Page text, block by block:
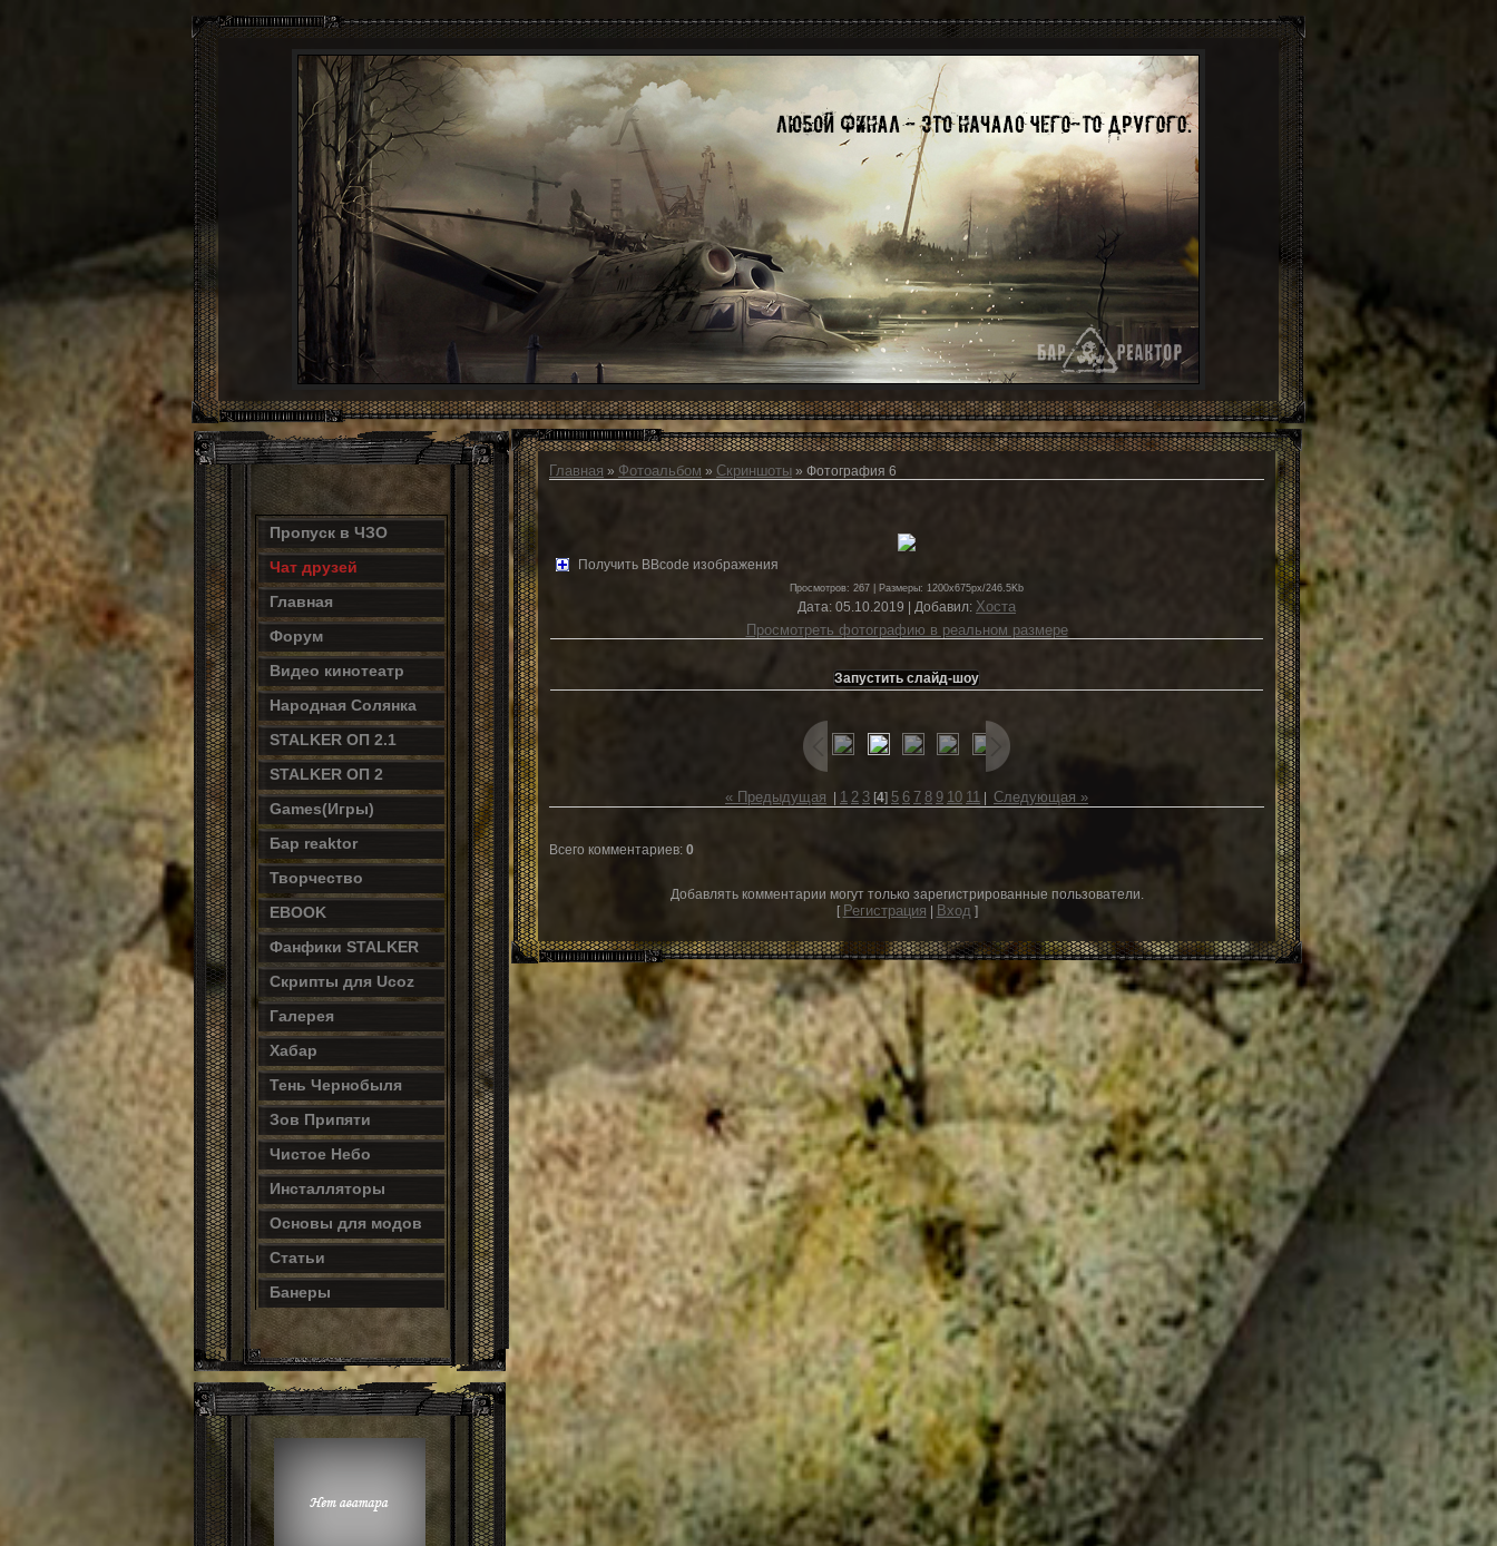
Пропуск в ЧЗО
Чат друзей
Главная
Форум
Видео кинотеатр
Народная Солянка
STALKER ОП 2.1
STALKER ОП 2
Games(Игры)
Бар reaktor
Творчество
EBOOK
Фанфики STALKER
Скрипты для Ucoz
Галерея
Хабар
Тень Чернобыля
Зов Припяти
Чистое Небо
Инсталляторы
Основы для модов
Статьи
Банеры
Главная » Фотоальбом » Скриншоты » Фотография 6
Получить BBcode изображения
Просмотров: 267 | Размеры: 1200x675px/246.5Kb
Дата: 05.10.2019 | Добавил: Хоста
Просмотреть фотографию в реальном размере
« Предыдущая 1 2 3 [4] 5 6 7 8 9 10 11 Следующая »
Всего комментариев: 0
Добавлять комментарии могут только зарегистрированные пользователи.
[ Регистрация Вход ]